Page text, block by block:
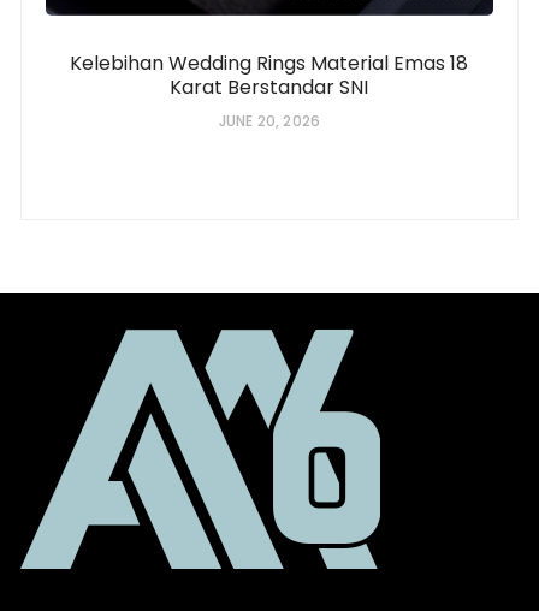
Kelebihan Wedding Rings Material Emas 18
Karat Berstandar SNI
JUNE 20, 2026